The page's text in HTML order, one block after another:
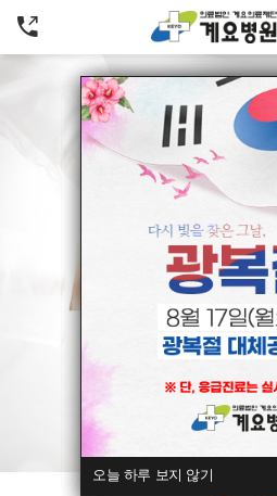
오늘 하루 보지 않기
오늘 하루 보지 않기
오늘 하루 보지 않기
오늘 하루 보지 않기
오늘 하루 보지 않기